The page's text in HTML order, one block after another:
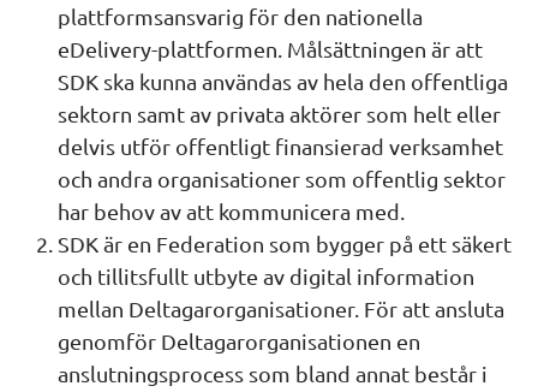
plattformsansvarig för den nationella
eDelivery-plattformen. Målsättningen är att
SDK ska kunna användas av hela den offentliga
sektorn samt av privata aktörer som helt eller
delvis utför offentligt finansierad verksamhet
och andra organisationer som offentlig sektor
har behov av att kommunicera med.
SDK är en Federation som bygger på ett säkert
och tillitsfullt utbyte av digital information
mellan Deltagarorganisationer. För att ansluta
genomför Deltagarorganisationen en
anslutningsprocess som bland annat består i